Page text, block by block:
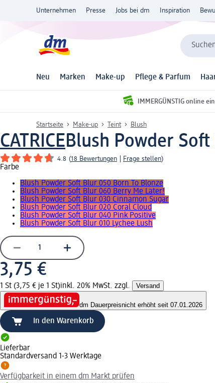
Unternehmen Presse Jobs bei dm Inspiration
Neu Marken Make-up Pflege & Parfum
IMMERGÜNSTIG online
Startseite Make-up Teint Blush
CATRICEBlush Powder Soft
4.8 (18 Bewertungen Frage stellen)
Farbe
Blush Powder Soft Blur 050 Born To Blonze
Blush Powder Soft Blur 060 Berry Me Later!
Blush Powder Soft Blur 030 Cinnamon Sugar
Blush Powder Soft Blur 020 Coral Cloud
Blush Powder Soft Blur 040 Pink Positive
Blush Powder Soft Blur 010 Lychee Lush
3,75 €
1 St (3,75 € je 1 St)inkl. 20% MwSt. zzgl. Versand
dm Dauerpreisnicht erhöht seit 07.01.2026
In den Warenkorb
Lieferbar
Standardversand 1-3 Werktage
Verfügbarkeit in einem dm Markt prüfen